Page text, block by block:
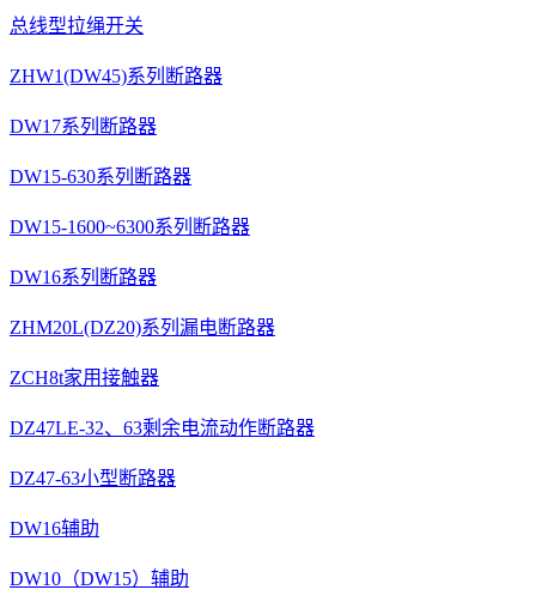
总线型拉绳开关
ZHW1(DW45)系列断路器
DW17系列断路器
DW15-630系列断路器
DW15-1600~6300系列断路器
DW16系列断路器
ZHM20L(DZ20)系列漏电断路器
ZCH8t家用接触器
DZ47LE-32、63剩余电流动作断路器
DZ47-63小型断路器
DW16辅助
DW10（DW15）辅助